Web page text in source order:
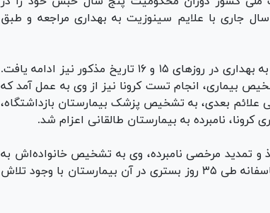
اوین سپری می‌کرد، در تاریخ ۱۴ آذرماه سال جاری با علایم سینوزیت به بهداری مراجعه و طبق
خدمات درمانی و تکمیلی نامبرده با مراجعه بعدی وی به بهداری در روز‌های ۱۵ و ۱۶ تاریخ مذکور نیز ادامه یافت.
بیماری، انجام تست کرونا نیز از وی به عمل آمد که
علائم بعدی، به تشخیص پزشک بیمارستان بازداشتگاه،
نامبرده به بیمارستان طالقانی اعزام شد.
و تمدید مرخصی نامبرده، وی به تشخیص خانواده‌اش به
یکی از بیمارستان‎های خصوصی منتقل می‌شود که متاسفانه طی ۳۵ روز بستری در آن بیمارستان با وجود تلاش